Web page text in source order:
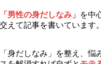
「男性の身だしなみ」
を中
交えて記事を書いています。
「身だしなみ」を整え、悩